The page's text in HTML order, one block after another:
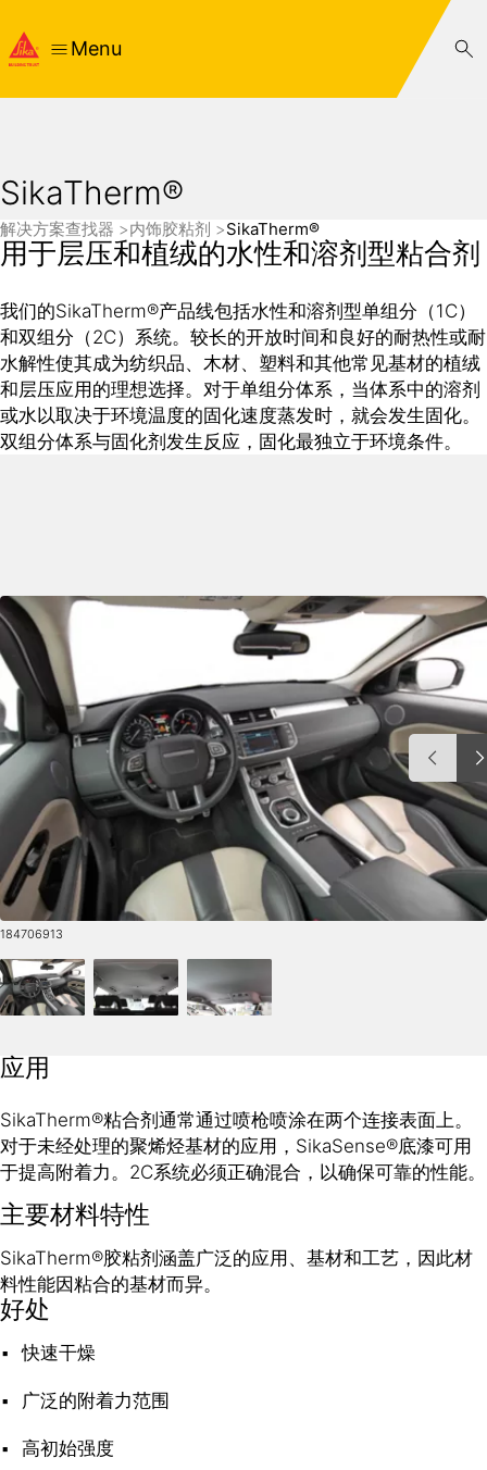
Menu
SikaTherm®
解决方案查找器 内饰胶粘剂 SikaTherm®
用于层压和植绒的水性和溶剂型粘合剂
我们的SikaTherm®产品线包括水性和溶剂型单组分（1C）
和双组分（2C）系统。较长的开放时间和良好的耐热性或耐
水解性使其成为纺织品、木材、塑料和其他常见基材的植绒
和层压应用的理想选择。对于单组分体系，当体系中的溶剂
或水以取决于环境温度的固化速度蒸发时，就会发生固化。
双组分体系与固化剂发生反应，固化最独立于环境条件。
184706913
应用
SikaTherm®粘合剂通常通过喷枪喷涂在两个连接表面上。
对于未经处理的聚烯烃基材的应用，SikaSense®底漆可用
于提高附着力。2C系统必须正确混合，以确保可靠的性能。
主要材料特性
SikaTherm®胶粘剂涵盖广泛的应用、基材和工艺，因此材
料性能因粘合的基材而异。
好处
快速干燥
广泛的附着力范围
高初始强度